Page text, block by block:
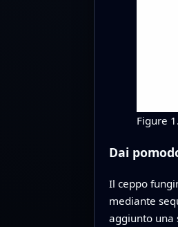
Figure 1.
Dai
Il ceppo
mediante
aggiunto una